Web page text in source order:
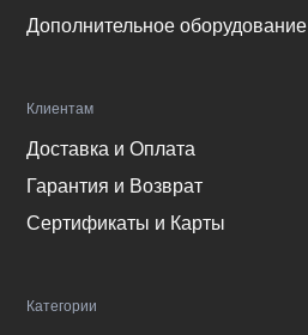
Дополнительное оборудование
Клиентам
Доставка и Оплата
Гарантия и Возврат
Сертификаты и Карты
Категории